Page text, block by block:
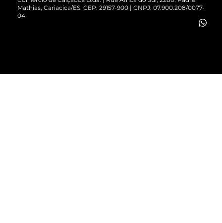
Vendas Corporativas
Mathias, Cariacica/ES. CEP: 29157-900 | CNPJ: 07.900.208/0077-
04